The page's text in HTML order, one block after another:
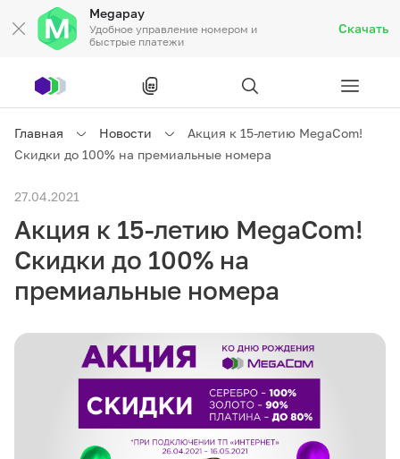
Megapay
Удобное управление номером и
быстрые платежи
Скачать
Частным клиентам
Бизнесу
Связь
M2M
Главная Новости
Акция к 15-летию MegaCom!
Скидки до 100% на премиальные номера
27.04.2021
Акция к 15-летию MegaCom!
Скидки до 100% на
премиальные номера